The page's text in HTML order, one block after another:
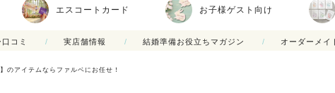
エスコートカード お子様ゲスト向け
コミ 実店舗情報 結婚準備お役立ちマガジン オーダーメイ
のアイテムならファルベにお任せ！